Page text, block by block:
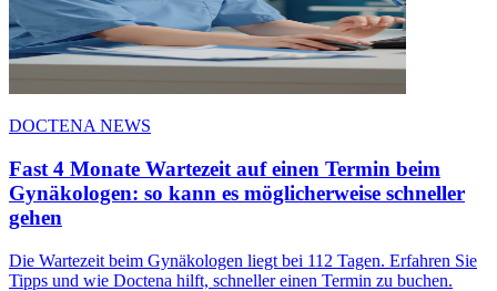
DOCTENA NEWS
Fast 4 Monate Wartezeit auf einen Termin beim
Gynäkologen: so kann es möglicherweise schneller
gehen
Die Wartezeit beim Gynäkologen liegt bei 112 Tagen. Erfahren Sie
Tipps und wie Doctena hilft, schneller einen Termin zu buchen.